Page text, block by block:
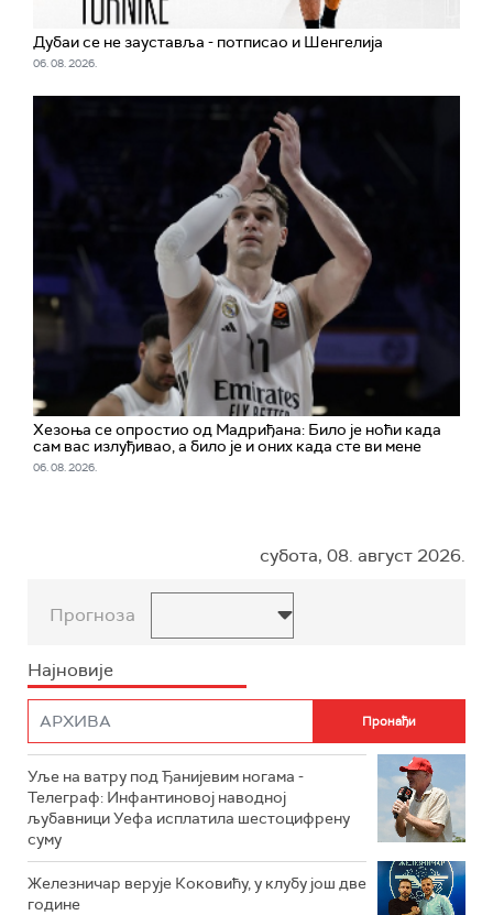
Дубаи се не зауставља - потписао и Шенгелија
06. 08. 2026.
Хезоња се опростио од Мадриђана: Било је ноћи када
сам вас излуђивао, а било је и оних када сте ви мене
06. 08. 2026.
субота, 08. август 2026.
Прогноза
Најновије
Уље на ватру под Ђанијевим ногама -
Телеграф: Инфантиновој наводној
љубавници Уефа исплатила шестоцифрену
суму
Железничар верује Коковићу, у клубу још две
године